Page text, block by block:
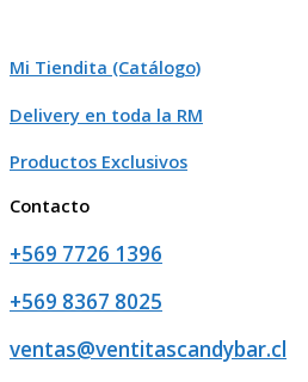
Mi Tiendita (Catálogo)
Delivery en toda la RM
Productos Exclusivos
Contacto
+569 7726 1396
+569 8367 8025
ventas@ventitascandybar.cl